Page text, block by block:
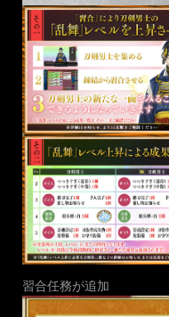
習合任務が追加